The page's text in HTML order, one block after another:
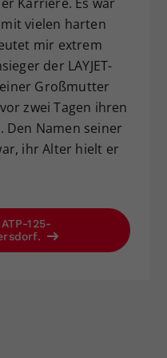
vielen harten
mir extrem
der LAYJET-
Großmutter
zwei Tagen ihren
Den Namen seiner
ihr Alter hielt er
125-